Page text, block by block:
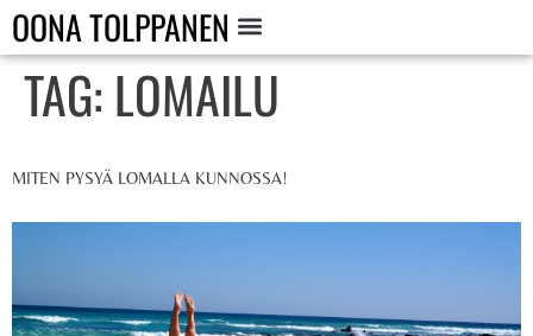
OONA TOLPPANEN
TAG: LOMAILU
MITEN PYSYÄ LOMALLA KUNNOSSA!